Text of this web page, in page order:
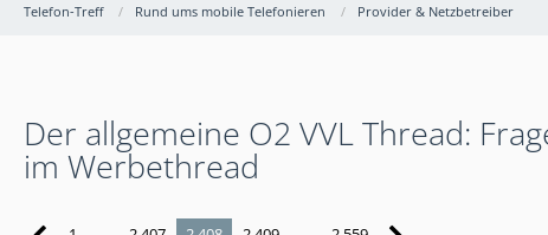
Telefon-Treff Rund ums mobile Telefonieren Provider & Netzbetreiber
Der allgemeine O2 VVL Thread:
im Werbethread